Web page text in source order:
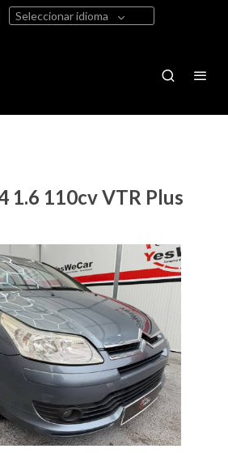
Seleccionar idioma
1.6 110cv VTR Plus